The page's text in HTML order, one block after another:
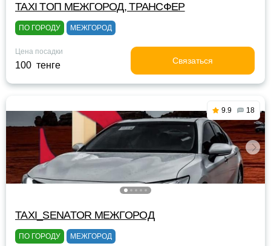
TAXI TOП МЕЖГОРОД, ТРАНСФЕР
ПО ГОРОДУ МЕЖГОРОД
Цена посадки
100 тенге Связаться
9.9 18
TAXI_SENATOR МЕЖГОРОД
ПО ГОРОДУ МЕЖГОРОД